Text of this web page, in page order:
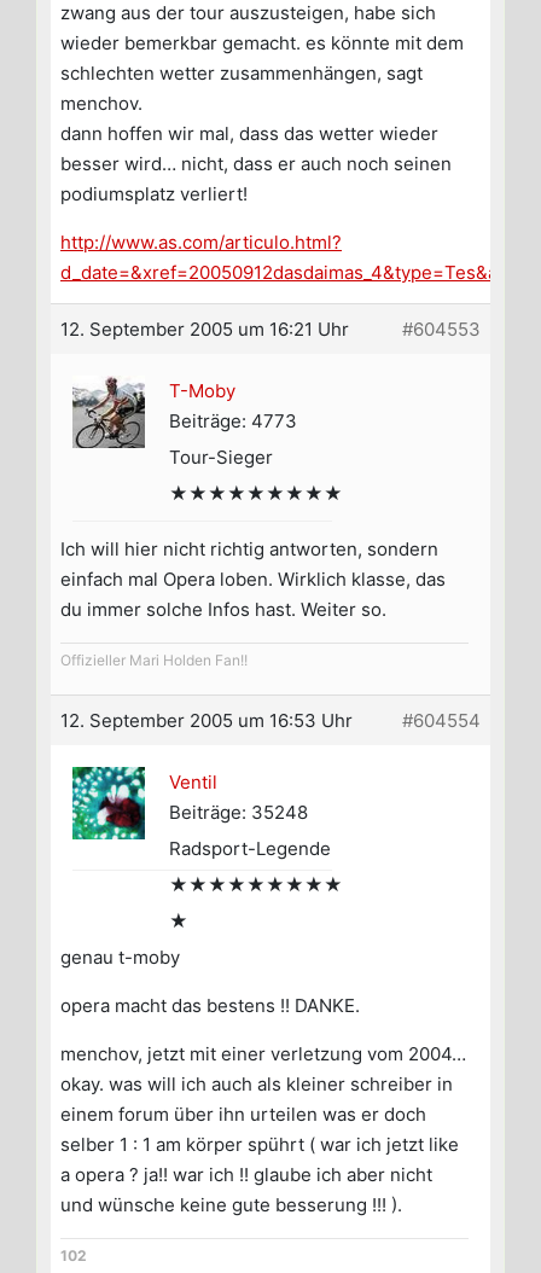
zwang aus der tour auszusteigen, habe sich
wieder bemerkbar gemacht. es könnte mit dem
schlechten wetter zusammenhängen, sagt
menchov.
dann hoffen wir mal, dass das wetter wieder
besser wird… nicht, dass er auch noch seinen
podiumsplatz verliert!
http://www.as.com/articulo.html?
12. September 2005 um 16:21 Uhr #604553
T-Moby
Beiträge: 4773
Tour-Sieger
★★★★★★★★★
Ich will hier nicht richtig antworten, sondern
einfach mal Opera loben. Wirklich klasse, das
du immer solche Infos hast. Weiter so.
Offizieller Mari Holden Fan!!
12. September 2005 um 16:53 Uhr #604554
Ventil
Beiträge: 35248
Radsport-Legende
★★★★★★★★★
★
genau t-moby
opera macht das bestens !! DANKE.
menchov, jetzt mit einer verletzung vom 2004…
okay. was will ich auch als kleiner schreiber in
einem forum über ihn urteilen was er doch
selber 1 : 1 am körper spührt ( war ich jetzt like
a opera ? ja!! war ich !! glaube ich aber nicht
und wünsche keine gute besserung !!! ).
102